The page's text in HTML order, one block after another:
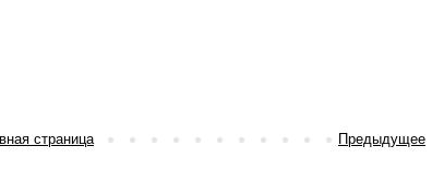
Предыдущее
страница